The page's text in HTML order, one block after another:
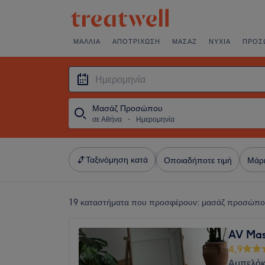
ΜΑΛΛΙΆ ΑΠΟΤΡΊΧΩΣΗ ΜΑΣΆΖ ΝΎΧΙΑ
Μασάζ Προσώπου
σε Αθήνα ・ Ημερομηνία
Ταξινόμηση κατά Οποιαδήποτε τιμή
19 καταστήματα που προσφέρουν: μασάζ
AV
4,9